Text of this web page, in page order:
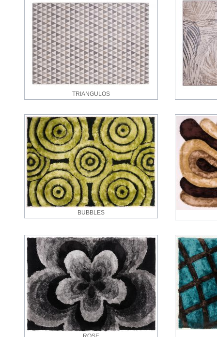
TRIANGULOS
BUBBLES